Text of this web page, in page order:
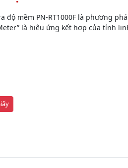
độ mềm PN-RT1000F là phương
là hiệu ứng kết hợp của tính